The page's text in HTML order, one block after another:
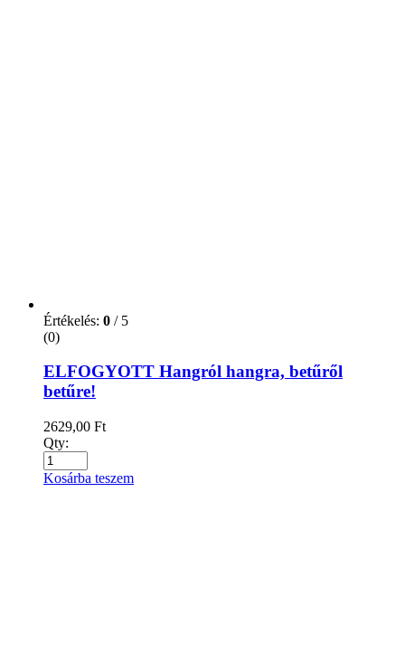
Értékelés: 0 / 5
(0)
ELFOGYOTT Hangról hangra, betűről
betűre!
2629,00 Ft
Qty:
Kosárba teszem